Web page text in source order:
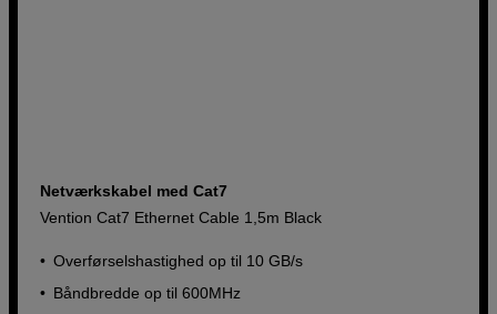
Netværkskabel med Cat7
Vention Cat7 Ethernet Cable 1,5m Black
Overførselshastighed op til 10 GB/s
Båndbredde op til 600MHz